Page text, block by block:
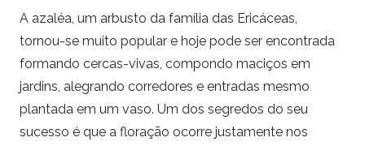
A azaléa, um arbusto da família das Ericáceas,
tornou-se muito popular e hoje pode ser encontrada
formando cercas-vivas, compondo maciços em
jardins, alegrando corredores e entradas mesmo
plantada em um vaso. Um dos segredos do seu
sucesso é que a floração ocorre justamente nos